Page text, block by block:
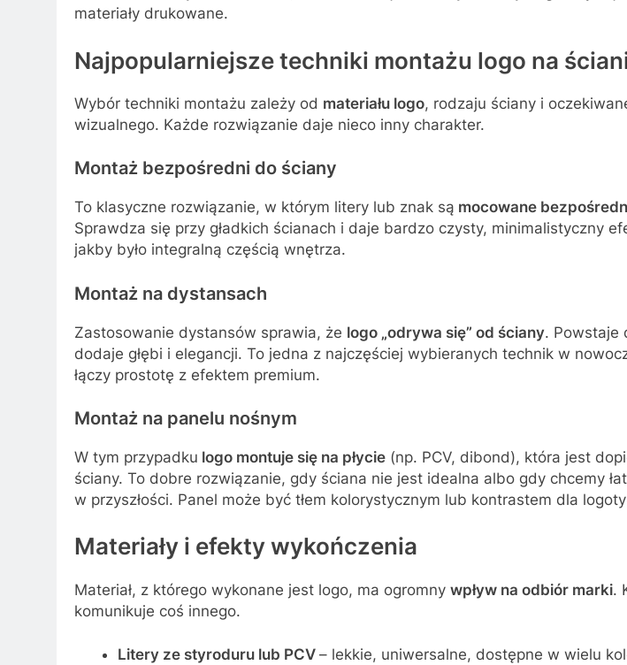
materiały drukowane.
Najpopularniejsze techniki montażu logo na
Wybór techniki montażu zależy od materiału logo, rodzaju ściany i
wizualnego. Każde rozwiązanie daje nieco inny charakter.
Montaż bezpośredni do ściany
To klasyczne rozwiązanie, w którym litery lub znak są mocowane
Sprawdza się przy gładkich ścianach i daje bardzo czysty, minimalistyczny
jakby było integralną częścią wnętrza.
Montaż na dystansach
Zastosowanie dystansów sprawia, że logo „odrywa się” od ściany. Powstaje
dodaje głębi i elegancji. To jedna z najczęściej wybieranych technik w
łączy prostotę z efektem premium.
Montaż na panelu nośnym
W tym przypadku logo montuje się na płycie (np. PCV, dibond), która jest
ściany. To dobre rozwiązanie, gdy ściana nie jest idealna albo gdy chcemy
w przyszłości. Panel może być tłem kolorystycznym lub kontrastem dla
Materiały i efekty wykończenia
Materiał, z którego wykonane jest logo, ma ogromny wpływ na odbiór marki.
komunikuje coś innego.
Litery ze styroduru lub PCV – lekkie, uniwersalne, dostępne w wielu